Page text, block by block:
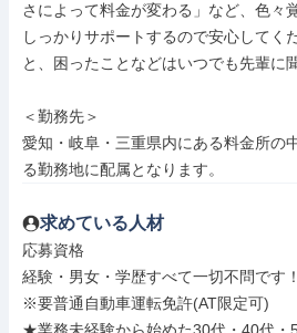
さによって料金が変わる」など、色々
しっかりサポートするので安心してく
と、困ったことなどはいつでも先輩に
＜勤務先＞
愛知・岐阜・三重県内にある料金所の
る勤務地に配属となります。
求めている人材
応募資格
経験・男女・学歴すべて一切不問です！
※要普通自動車運転免許(AT限定可)